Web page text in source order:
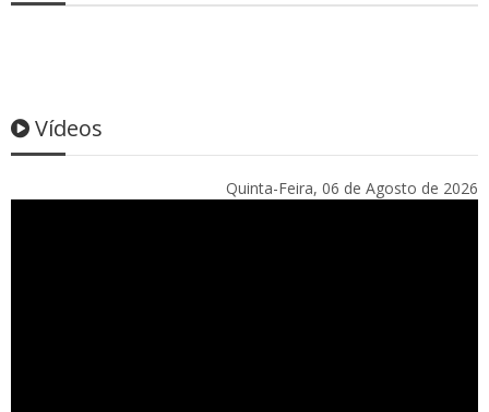
Vídeos
Quinta-Feira, 06 de Agosto de 2026